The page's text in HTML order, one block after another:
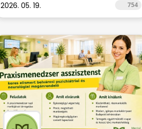
2026. 05. 19. 754